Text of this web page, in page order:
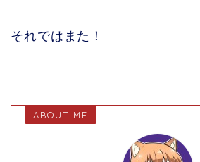
それではまた！
ABOUT ME